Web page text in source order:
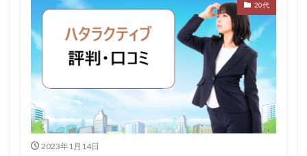
20代
2023年1月14日